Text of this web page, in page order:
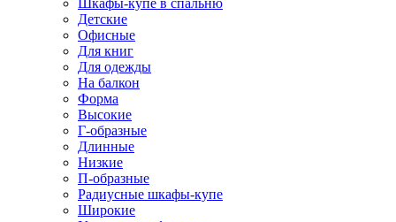
Шкафы-купе в спальню
Детские
Офисные
Для книг
Для одежды
На балкон
Форма
Высокие
Г-образные
Длинные
Низкие
П-образные
Радиусные шкафы-купе
Широкие